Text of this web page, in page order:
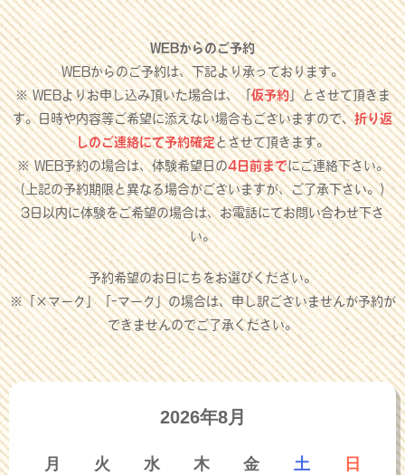
WEBからのご予約
WEBからのご予約は、下記より承っております。
※ WEBよりお申し込み頂いた場合は、「仮予約」とさせて頂きま
す。日時や内容等ご希望に添えない場合もございますので、折り返
しのご連絡にて予約確定とさせて頂きます。
※ WEB予約の場合は、体験希望日の4日前までにご連絡下さい。
（上記の予約期限と異なる場合がございますが、ご了承下さい。）
3日以内に体験をご希望の場合は、お電話にてお問い合わせ下さ
い。
予約希望のお日にちをお選びください。
※「×マーク」「-マーク」の場合は、申し訳ございませんが予約が
できませんのでご了承ください。
2026年8月
月 火 水 木 金 土 日